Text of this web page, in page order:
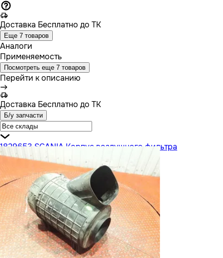
Доставка Бесплатно до ТК
Еще 7 товаров
Аналоги
Применяемость
Посмотреть еще 7 товаров
Перейти к описанию
Доставка Бесплатно до ТК
Б/у запчасти
1829653 SCANIA Корпус воздушного фильтра